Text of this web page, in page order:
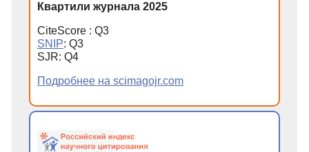
Квартили журнала 2025
CiteScore : Q3
SNIP: Q3
SJR: Q4
Подробнее на scimagojr.com